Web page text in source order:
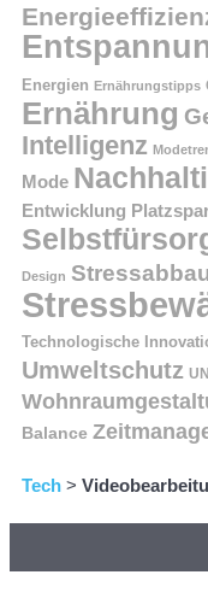
Energien Ernährungstipps
Ernährung
Intelligenz
Mode
Entwicklung
Design
Technologische
Umweltschutz
Balance
Tech >